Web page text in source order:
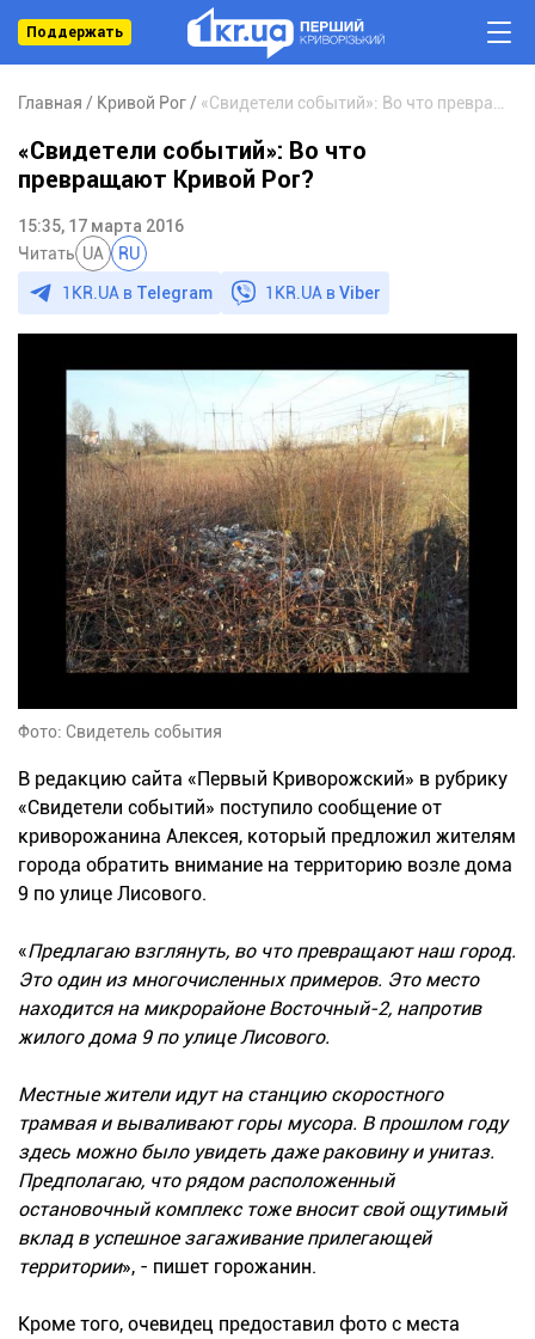
Поддержать
Главная Кривой Рог
«Свидетели событий»: Во что
превращают Кривой Рог?
15:35, 17 марта 2016
Читать UA RU
1KR.UA в Telegram 1KR.UA вViber
Фото: Свидетель события
В редакцию сайта «Первый Криворожский» в рубрику
«Свидетели событий» поступило сообщение от
криворожанина Алексея, который предложил жителям
города обратить внимание на территорию возле дома
9 по улице Лисового.
«Предлагаю взглянуть, во что превращают наш город.
Это один из многочисленных примеров. Это место
находится на микрорайоне Восточный-2, напротив
жилого дома 9 по улице Лисового.
Местные жители идут на станцию скоростного
трамвая и вываливают горы мусора. В прошлом году
здесь можно было увидеть даже раковину и унитаз.
Предполагаю, что рядом расположенный
остановочный комплекс тоже вносит свой ощутимый
вклад в успешное загаживание прилегающей
территории», - пишет горожанин.
Кроме того, очевидец предоставил фото с места